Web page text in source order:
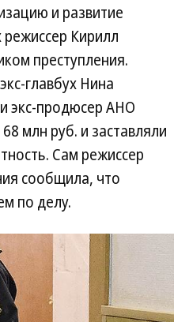
и развитие
Кирилл
преступления.
главбух Нина
экс-продюсер АНО
млн руб. и заставляли
Сам режиссер
сообщила, что
по делу.